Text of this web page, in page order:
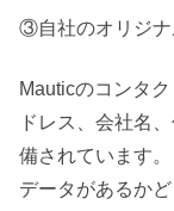
③自社のオリジナ
Mauticのコンタ
ドレス、会社名
備されています
データがあるか